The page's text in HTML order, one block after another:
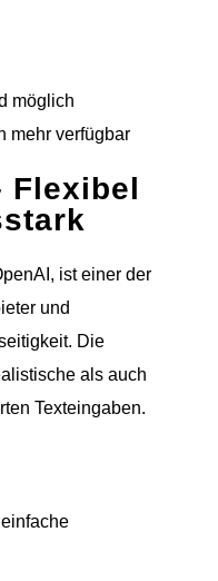
möglich
mehr verfügbar
Flexibel
ist einer der
und
Die
als auch
Texteingaben.